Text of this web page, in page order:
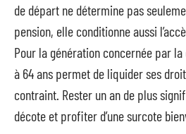
de départ ne détermine pas
pension, elle conditionne aussi
Pour la génération concernée par
à 64 ans permet de liquider ses
contraint. Rester un an de plus
décote et profiter d’une surcote